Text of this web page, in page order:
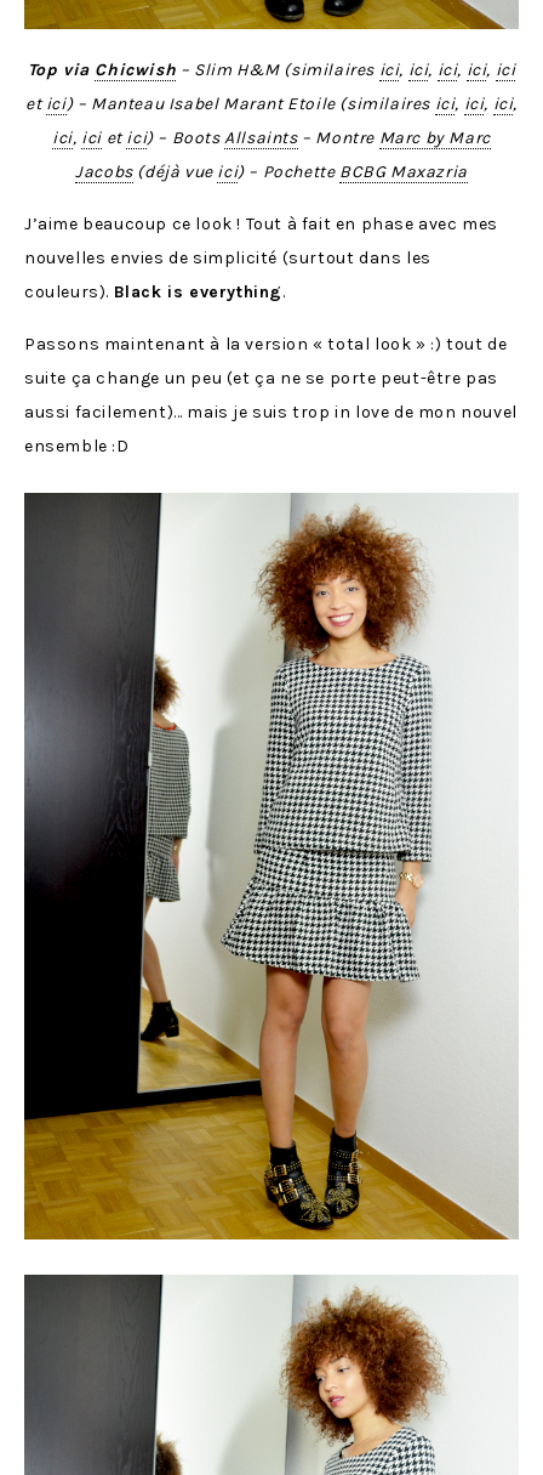
Top via Chicwish – Slim H&M (similaires ici, ici, ici, ici, ici
etici) – Manteau Isabel Marant Etoile (similaires ici, ici, ici,
ici, ici etici) – BootsAllsaints– Montre Marc by Marc
Jacobs(déjà vue ici) – Pochette BCBG Maxazria
J’aime beaucoup ce look ! Tout à fait en phase avec mes
nouvelles envies de simplicité (surtout dans les
couleurs). Black is everything.
Passons maintenant à la version « total look » :) tout de
suite ça change un peu (et ça ne se porte peut-être pas
aussi facilement)… mais je suis trop in love de mon nouvel
ensemble :D